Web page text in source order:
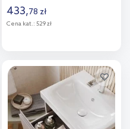
433,78 zł
Cena kat.: 529 zł
Dodaj do
porównania